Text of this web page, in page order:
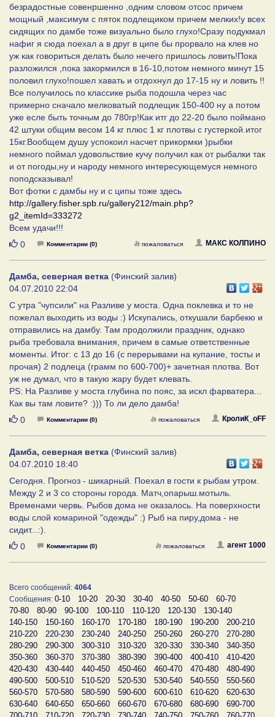
безрадостные совенршенно ,одним словом отсос причем
мощный ,максимум с пяток подлещиком причем мелких!у всех
сидящих по дамбе тоже визуально было глухо!Сразу подукмал
нафиг я сюда поехал а в друг в ципе бы прорвало на клев но
уж как говориться делать было нечего пришлось ловить!Пока
разложился ,пока закормился в 16-10,потом немного минут 15
половил глухо!пошел хавать и отдохнул до 17-15 ну и ловить !!
Все получилось по классике рыба подошла через час
примерно сначало мелковатый подлещик 150-400 ну а потом
уже есле быть точным до 780гр!Как итг до 22-20 было поймано
42 штуки общим весом 14 кг плюс 1 кг плотвы с густеркой.итог
15кг.Вообщем душу успокоил насчет прикормки )рыбки
немного поймал удовольствие кучу получил как от рыбалки так
и от погоды,ну и народу немного интересующемуся немного
поподсказывал!
Вот фотки с дамбы ну и с ципы тоже здесь
http://gallery.fisher.spb.ru/gallery212/main.php?
g2_itemId=333272
Всем удачи!!!
Нравится
0 Комментарии (0) МАКС КОЛПИНО
пожаловаться
Дамба, северная ветка (Финский залив)
04.07.2010 22:04
С утра "чупсили" на Разливе у моста. Одна поклевка и то не
пожелал выходить из воды :) Искупались, откушали барбекю и
отправились на дамбу. Там продолжили праздник, однако
рыба требовала внимания, причем в самые ответственные
моменты. Итог: с 13 до 16 (с перерывами на купание, тосты и
прочая) 2 подлеца (грамм по 600-700)+ зачетная плотва. Вот
уж не думал, что в такую жару будет клевать.
PS: На Разливе у моста глубина по пояс, за искл фарватера...
Как вы там ловите? :))) То ли дело дамба!
Нравится
0 Комментарии (0) КролиК_oFF
пожаловаться
Дамба, северная ветка (Финский залив)
04.07.2010 18:40
Сегодня. Прогноз - шикарный. Поехал в гости к рыбам утром.
Между 2 и 3 со стороны города. Матч,опарыш.мотыль.
Временами червь. Рыбов дома не оказалось. На поверхности
воды слой комариной "одежды" :) Рыб на пиру,дома - не
сидит...:).
Нравится
0 Комментарии (0) агент 1000
пожаловаться
Всего сообщений: 4064
Сообщения: 0-10 10-20 20-30 30-40 40-50 50-60
60-70
70-80
80-90 90-100 100-110 110-120 120-130
130-140
140-150
150-160 160-170 170-180 180-190 190-200
200-210
210-220
220-230 230-240 240-250 250-260 260-270
270-280
280-290
290-300 300-310 310-320 320-330 330-340
340-350
350-360
360-370 370-380 380-390 390-400 400-410
410-420
420-430
430-440 440-450 450-460 460-470 470-480
480-490
490-500
500-510 510-520 520-530 530-540 540-550
550-560
560-570
570-580 580-590 590-600 600-610 610-620
620-630
630-640
640-650 650-660 660-670 670-680 680-690
690-700